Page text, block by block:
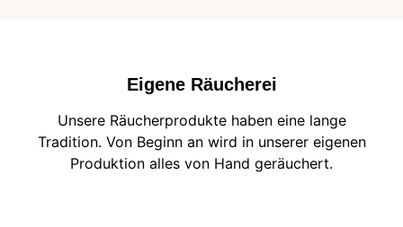
Eigene Räucherei
Unsere Räucherprodukte haben eine lange
Tradition. Von Beginn an wird in unserer eigenen
Produktion alles von Hand geräuchert.